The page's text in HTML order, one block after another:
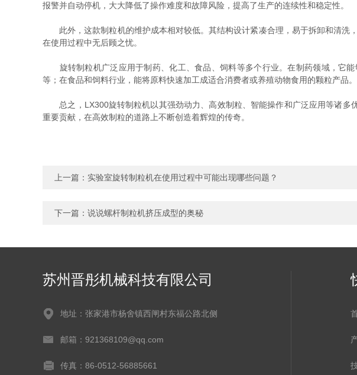
报警并自动停机，大大降低了操作难度和故障风险，提高了生产的连续性和稳定性。
此外，这款制粒机的维护成本相对较低。其结构设计紧凑合理，易于拆卸和清洗
在使用过程中无后顾之忧。
旋转制粒机广泛应用于制药、化工、食品、饲料等多个行业。在制药领域，它能
等；在食品和饲料行业，能将原料快速加工成适合消费者或养殖动物食用的颗粒产品。
总之，LX300旋转制粒机以其强劲动力、高效制粒、智能操作和广泛应用等诸多
重要贡献，在高效制粒的道路上不断创造着辉煌的传奇。
上一篇： 实验室旋转制粒机在使用过程中可能出现哪些问题？
下一篇： 说说螺杆制粒机挤压成型的奥秘
苏州晋彤机械科技有限公司
地址：张家港市杨舍镇西闸村东福公路北侧
邮箱：921368109@qq.com
传真：86-0512-56885661